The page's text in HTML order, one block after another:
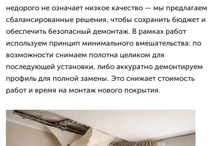
недорого не означает низкое качество — мы предлагаем
сбалансированные решения, чтобы сохранить бюджет и
обеспечить безопасный демонтаж. В рамках работ
используем принцип минимального вмешательства: по
возможности снимаем полотна целиком для
последующей установки, либо аккуратно демонтируем
профиль для полной замены. Это снижает стоимость
работ и время на монтаж нового покрытия.